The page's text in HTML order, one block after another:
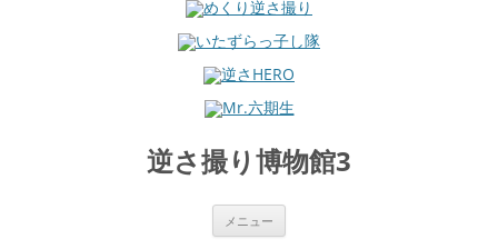
逆さ撮り博物館3
メニュー